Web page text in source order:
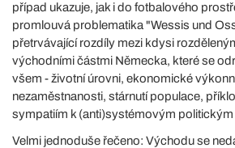
případ ukazuje, jak i do fotbalového
promlouvá problematika "Wessis und
přetrvávající rozdíly mezi kdysi
východními částmi Německa, které se
všem - životní úrovni, ekonomické
nezaměstnanosti, stárnutí populace,
sympatiím k (anti)systémovým politickým
Velmi jednoduše řečeno: Východu se